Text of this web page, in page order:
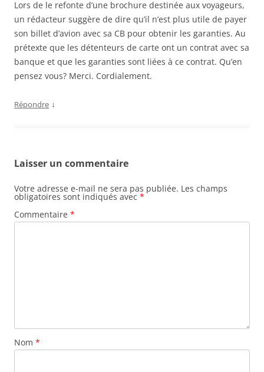
Lors de le refonte d’une brochure destinée aux voyageurs,
un rédacteur suggère de dire qu’il n’est plus utile de payer
son billet d’avion avec sa CB pour obtenir les garanties. Au
prétexte que les détenteurs de carte ont un contrat avec sa
banque et que les garanties sont liées à ce contrat. Qu’en
pensez vous? Merci. Cordialement.
Répondre ↓
Laisser un commentaire
Votre adresse e-mail ne sera pas publiée. Les champs
obligatoires sont indiqués avec *
Commentaire *
Nom *